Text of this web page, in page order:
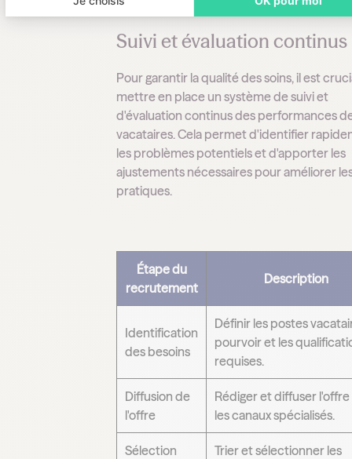
Suivi et évaluation continus
Pour garantir la qualité des soins, il est
mettre en place un système de suivi et
d'évaluation continus des performances
vacataires. Cela permet d'identifier
les problèmes potentiels et d'apporter les
ajustements nécessaires pour améliorer
pratiques.
Étape du
recrutement
Description
Identification
des besoins
Définir les postes
pourvoir et les
requises.
Diffusion de
l'offre
Rédiger et diffuser l'offre
les canaux spécialisés.
Sélection
Trier et sélectionner les